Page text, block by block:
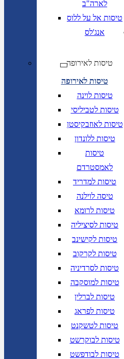
לארה"ב
טיסות אל על ללוס
אנג'לס
טיסות לאירופה
טיסות לאירופה
טיסות לוינה
טיסות לטביליסי
טיסות לאוזבקיסטן
טיסות ללונדון
טיסות
לאמסטרדם
טיסות למדריד
טיסה לוילנה
טיסות לרומא
טיסות לסיציליה
טיסות לקישינב
טיסות לקרקוב
טיסות לסרדיניה
טיסות למוסקבה
טיסות לברלין
טיסות לפראג
טיסות לטשקנט
טיסות לבוקרשט
טיסות לבודפשט